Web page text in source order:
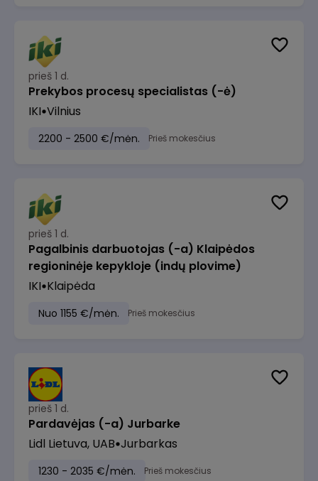
prieš 1 d.
Prekybos procesų specialistas (-ė)
IKI Vilnius
2200 - 2500 €/mėn. Prieš mokesčius
prieš 1 d.
Pagalbinis darbuotojas (-a) Klaipėdos
regioninėje kepykloje (indų plovime)
IKI Klaipėda
Nuo 1155 €/mėn. Prieš mokesčius
prieš 1 d.
Pardavėjas (-a) Jurbarke
Lidl Lietuva, UAB Jurbarkas
1230 - 2035 €/mėn. Prieš mokesčius